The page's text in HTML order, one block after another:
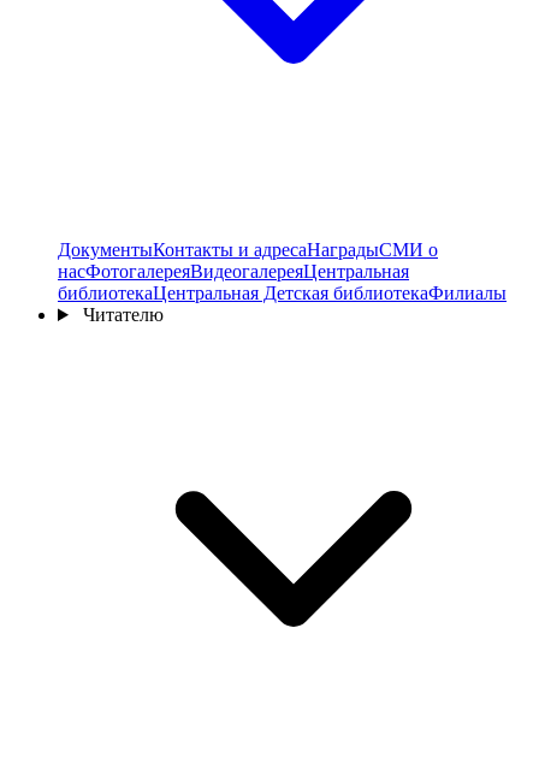
ДокументыКонтакты и адресаНаградыСМИ о
насФотогалереяВидеогалереяЦентральная
библиотекаЦентральная Детская библиотекаФилиалы
Читателю